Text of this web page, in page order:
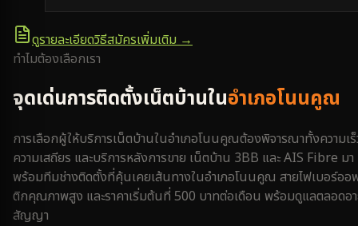
ดูรายละเอียดวิธีสมัครเพิ่มเติม →
ทำไมต้องเลือกเรา
จุดเด่นการติดตั้งเน็ตบ้านในอำเภอโนนคูณ
การเลือกผู้ให้บริการเน็ตบ้านในอำเภอโนนคูณต้องพิจารณาทั้งความเ
ความเสถียร และบริการหลังการขาย เน็ตบ้าน 3BB และ AIS Fibre มา
พร้อมทีมช่างติดตั้งที่คุ้นเคยเส้นทางในอำเภอโนนคูณ สายไฟเบอร์ออ
ติกคุณภาพสูง และราคาเริ่มต้นที่ 500 บาทต่อเดือน พร้อมดูแลตลอดอ
สัญญา